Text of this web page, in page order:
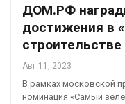
ДОМ.РФ
достижения в
строительстве
Авг 11, 2023
В рамках московской
номинация «Самый